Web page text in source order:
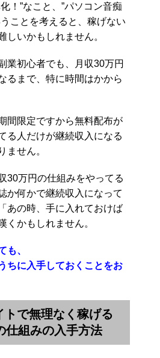
！”なこと、”パソコン音痴
ことを考えると、稼げない
しいかもしれません。
業初心者でも、月収30万円
るまで、特に時間はかから
間限定ですから無料配布が
る人だけが継続収入になる
ません。
30万円の仕組みをやってる
か何かで継続収入になって
あの時、手に入れておけば
かもしれません。
も、
ちに入手しておくことをお
トで無理なく稼げる
仕組みの入手方法